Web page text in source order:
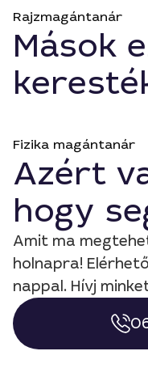
Rajzmagántanár
Mások
Fizika magántanár
Azért
hogy
Amit ma
holnapra!
nappal. Hívj